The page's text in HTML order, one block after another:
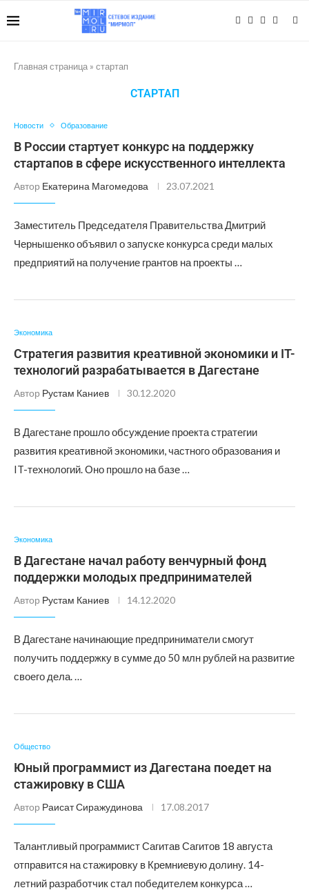
Главная страница » стартап
СТАРТАП
Новости Образование
В России стартует конкурс на поддержку
стартапов в сфере искусственного интеллекта
Автор Екатерина Магомедова 23.07.2021
Заместитель Председателя Правительства Дмитрий
Чернышенко объявил о запуске конкурса среди малых
предприятий на получение грантов на проекты …
Экономика
Стратегия развития креативной экономики и IT-
технологий разрабатывается в Дагестане
Автор Рустам Каниев 30.12.2020
В Дагестане прошло обсуждение проекта стратегии
развития креативной экономики, частного образования и
IT-технологий. Оно прошло на базе …
Экономика
В Дагестане начал работу венчурный фонд
поддержки молодых предпринимателей
Автор Рустам Каниев 14.12.2020
В Дагестане начинающие предприниматели смогут
получить поддержку в сумме до 50 млн рублей на развитие
своего дела. …
Общество
Юный программист из Дагестана поедет на
стажировку в США
Автор Раисат Сиражудинова 17.08.2017
Талантливый программист Сагитав Сагитов 18 августа
отправится на стажировку в Кремниевую долину. 14-
летний разработчик стал победителем конкурса …